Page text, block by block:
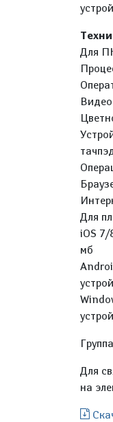
Для
Для
iOS 7/
мб
Для
на